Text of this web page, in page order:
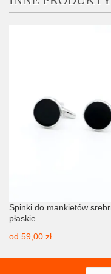
Spinki do mankietów
płaskie
od 59,00 zł